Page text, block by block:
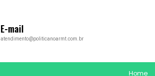
E-mail
atendimento@politicanoarmt.com.br
Home